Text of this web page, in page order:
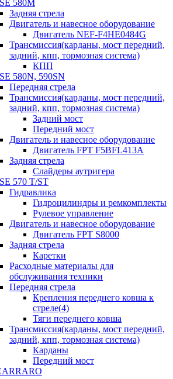
580M
Задняя стрела
Двигатель и навесное оборудование
Двигатель NEF-F4HE0484G
Трансмиссия(карданы, мост передний,
задний, кпп, тормозная система)
КПП
580N, 590SN
Передняя стрела
Трансмиссия(карданы, мост передний,
задний, кпп, тормозная система)
Задний мост
Передний мост
Двигатель и навесное оборудование
Двигатель FPT F5BFL413A
Задняя стрела
Слайдеры аутригера
570 T/ST
Гидравлика
Гидроцилиндры и ремкомплекты
Рулевое управление
Двигатель и навесное оборудование
Двигатель FPT S8000
Задняя стрела
Каретки
Расходные материалы для
обслуживания техники
Передняя стрела
Крепления переднего ковша к
стреле(4)
Тяги переднего ковша
Трансмиссия(карданы, мост передний,
задний, кпп, тормозная система)
Карданы
Передний мост